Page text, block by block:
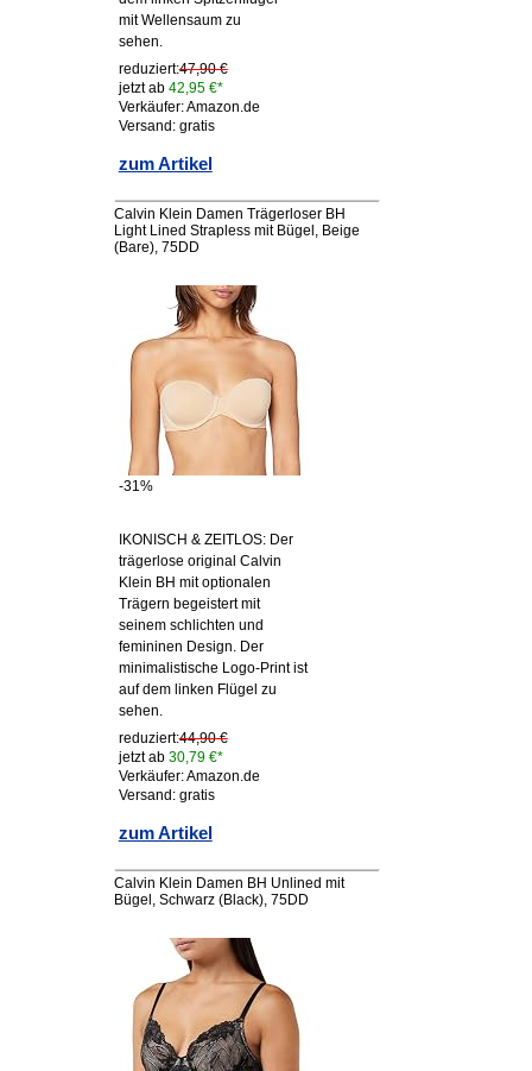
mit Wellensaum zu
sehen.
reduziert:47,90 €
jetzt ab 42,95 €*
Verkäufer: Amazon.de
Versand: gratis
zum Artikel
Calvin Klein Damen Trägerloser BH
Light Lined Strapless mit Bügel, Beige
(Bare), 75DD
-31%
IKONISCH & ZEITLOS: Der
trägerlose original Calvin
Klein BH mit optionalen
Trägern begeistert mit
seinem schlichten und
femininen Design. Der
minimalistische Logo-Print ist
auf dem linken Flügel zu
sehen.
reduziert:44,90 €
jetzt ab 30,79 €*
Verkäufer: Amazon.de
Versand: gratis
zum Artikel
Calvin Klein Damen BH Unlined mit
Bügel, Schwarz (Black), 75DD